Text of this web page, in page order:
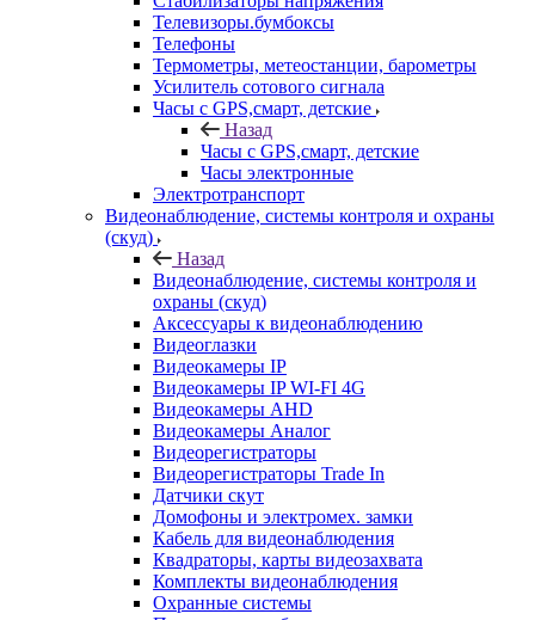
Телевизоры.бумбоксы
Телефоны
Термометры, метеостанции, барометры
Усилитель сотового сигнала
Часы с GPS,смарт, детские
Назад
Часы с GPS,смарт, детские
Часы электронные
Электротранспорт
Видеонаблюдение, системы контроля и охраны
(скуд)
Назад
Видеонаблюдение, системы контроля и
охраны (скуд)
Аксессуары к видеонаблюдению
Видеоглазки
Видеокамеры IP
Видеокамеры IP WI-FI 4G
Видеокамеры AHD
Видеокамеры Аналог
Видеорегистраторы
Видеорегистраторы Trade In
Датчики скут
Домофоны и электромех. замки
Кабель для видеонаблюдения
Квадраторы, карты видеозахвата
Комплекты видеонаблюдения
Охранные системы